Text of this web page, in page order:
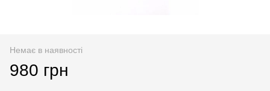
Немає в наявності
980 грн